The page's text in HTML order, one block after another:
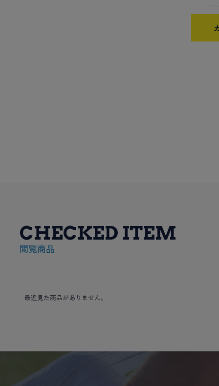
CHECKED ITEM
閲覧商品
最近見た商品がありません。